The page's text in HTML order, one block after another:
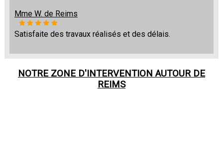
Mme W. de Reims
Satisfaite des travaux réalisés et des délais.
NOTRE ZONE D'INTERVENTION AUTOUR DE
REIMS